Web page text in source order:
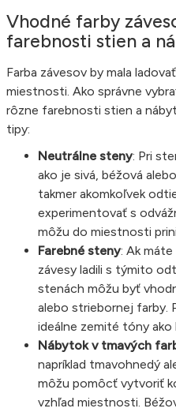
Vhodné farby
farebnosti stien a
Farba závesov by mala
miestnosti. Ako správne
rôzne farebnosti stien a
tipy:
Neutrálne steny: Pri
ako je sivá, béžová
takmer akomkoľvek
experimentovať s
môžu do miestnosti
Farebné steny: Ak
závesy ladili s týmito
stenách môžu byť
alebo striebornej farby.
ideálne zemité tóny ako
Nábytok v tmavých
napríklad tmavohnedý
môžu pomôcť vytvoriť
vzhľad miestnosti.